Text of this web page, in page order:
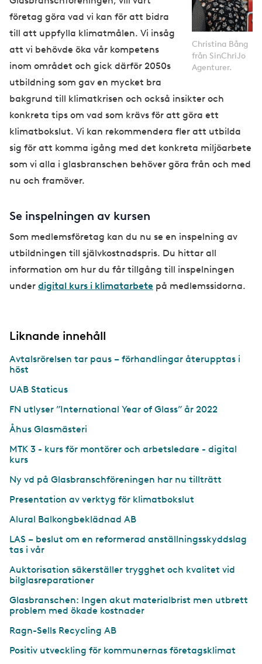
Christina Bång
från SinChriJo
Agenturer.
företag göra vad vi kan för att bidra
till att uppfylla klimatmålen. Vi insåg
att vi behövde öka vår kompetens
inom området och gick därför 2050s
utbildning som gav en mycket bra
bakgrund till klimatkrisen och också insikter och
konkreta tips om vad som krävs för att göra ett
klimatbokslut. Vi kan rekommendera fler att utbilda
sig för att komma igång med det konkreta miljöarbete
som vi alla i glasbranschen behöver göra från och med
nu och framöver.
Se inspelningen av kursen
Som medlemsföretag kan du nu se en inspelning av
utbildningen till självkostnadspris. Du hittar all
information om hur du får tillgång till inspelningen
under digital kurs i klimatarbete på medlemssidorna.
Liknande innehåll
Avtalsrörelsen tar paus – förhandlingar återupptas i
höst
UAB Staticus
FN utlyser ”International Year of Glass” år 2022
Åhus Glasmästeri
MTK 3 - kurs för montörer och arbetsledare - digital
kurs
Ny vd på Glasbranschföreningen har nu tillträtt
Presentation av verktyg för klimatbokslut
Alural Balkongbeklädnad AB
LAS – beslut om en reformerad anställningsskyddslag
tas i vår
Auktorisation säkerställer trygghet och kvalitet vid
bilglasreparationer
Glasbranschen: Ingen akut materialbrist men utbrett
problem med ökade kostnader
Ragn-Sells Recycling AB
Positiv utveckling för kommunernas företagsklimat